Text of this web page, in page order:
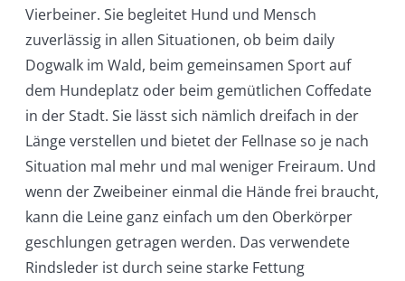
Vierbeiner. Sie begleitet Hund und Mensch
zuverlässig in allen Situationen, ob beim daily
Dogwalk im Wald, beim gemeinsamen Sport auf
dem Hundeplatz oder beim gemütlichen Coffedate
in der Stadt. Sie lässt sich nämlich dreifach in der
Länge verstellen und bietet der Fellnase so je nach
Situation mal mehr und mal weniger Freiraum. Und
wenn der Zweibeiner einmal die Hände frei braucht,
kann die Leine ganz einfach um den Oberkörper
geschlungen getragen werden. Das verwendete
Rindsleder ist durch seine starke Fettung